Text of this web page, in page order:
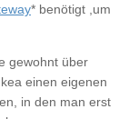
* benötigt ,um
gewohnt über
einen eigenen
in den man erst